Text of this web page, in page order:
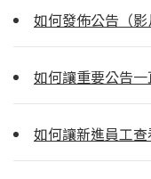
如何發佈公告（影
如何讓重要公告
如何讓新進員工